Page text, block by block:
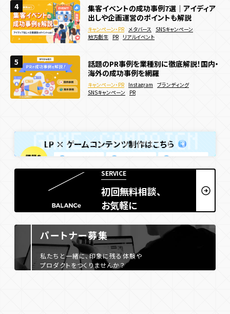
4
集客イベントの成功事例7選｜アイディア
出しや企画運営のポイントも解説
キャンペーン・PR メタバース
SNSキャンペーン
地方創生 PR リアルイベント
5
話題のPR事例を業種別に徹底解説！国内・
海外の成功事例を網羅
キャンペーン・PR Instagram ブランディング
SNSキャンペーン
PR
4
Webサイトに3Dアニメーションを導入した
い！作り方やメリットを徹底解説
webサイト制作 3D WebGL
Webサイト
アニメーション
サービス・ブランドサイト
5
集客イベントの成功事例7選｜アイディア
出しや企画運営のポイントも解説
キャンペーン・PR メタバース
SNSキャンペーン
地方創生 PR リアルイベント
4
ECサイトで効果的な販促キャンペーン施
策15選！効果的な実施方法などを解説
キャンペーン・PR Webキャンペーン ECサイト
5
夏キャンペーン事例20選を紹介！メリット
や制作方法も解説！
Webキャンペーン
デジタルスタンプラリー 認知拡大 販売促進
夏キャンペーン 人気投票・ランキング
LP × ゲームコンテンツ制作はこちら
SERVICE
初回無料相談、
お気軽に
パートナー募集
私たちと一緒に、印象に残る体験や
プロダクトをつくりませんか？